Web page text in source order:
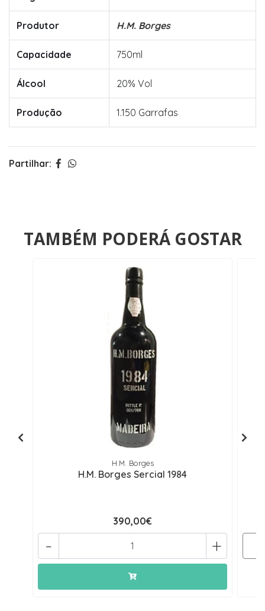
Produtor H.M. Borges
Capacidade 750ml
Álcool 20% Vol
Produção 1.150 Garrafas
Partilhar:
TAMBÉM PODERÁ GOSTAR
H.M. Borges
H.M. Borges Sercial 1984
390,00€
+
-